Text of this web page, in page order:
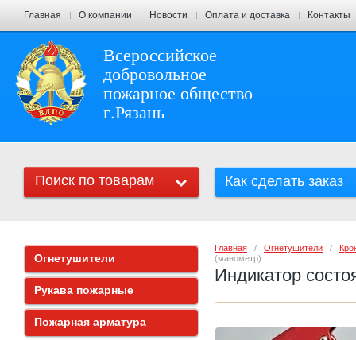
Главная О компании Новости Оплата и доставка Контакты
Всероссийское
добровольное
пожарное общество
г.Рязань
Поиск по товарам Как сделать заказ
Главная
   /
Огнетушители
   /
(манометр)
Индикатор
Огнетушители
Рукава пожарные
Пожарная арматура